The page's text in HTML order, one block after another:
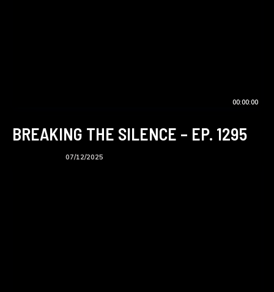
00:00:00
BREAKING THE SILENCE – EP. 1295
07/12/2025